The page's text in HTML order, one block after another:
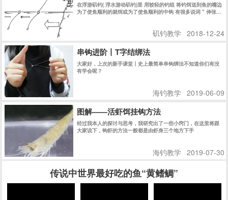
在浮游矶钓( 浮水游动矶钓)里 用较轻的钓组 将钓饵送到鱼的嘴边
为了使鱼顺利的就饵或为了使鱼顺利的中钩 有很多说词 " 伸张拉
! 而迅速的使钓鱼者在第一时间内 知道鱼在吃食的信息 而采取相
矶钓教学 2018-12-24
串钩进阶丨T字结绑法
大家好，上次的新手课堂丨史上最简单串钩绑法不知道你们有没
有学会呢？
海钓教学 2019-06-09
图解——活虾饵挂钩方法
经过我本人的探讨与思考，我研究出了一些小窍门，在这里将跟
大家说下，钩虾的方法一般都是由虾身三个地方下手
海钓教学 2019-07-30
传说中世界最好吃的鱼“黄鳍鲷”